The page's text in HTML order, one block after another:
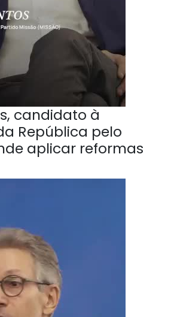
candidato à
República pelo
aplicar reformas